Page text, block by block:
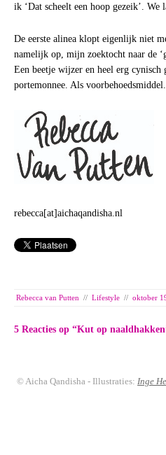
ik ‘Dat scheelt een hoop gezeik’. We
De eerste alinea klopt eigenlijk niet
namelijk op, mijn zoektocht naar de
Een beetje wijzer en heel erg
portemonnee. Als
rebecca[at]aichaqandisha.nl
Rebecca van Putten // Lifestyle // oktober
5 Reacties op “Kut op naaldhakken
© Aicha Qandisha - Illustraties: Inge